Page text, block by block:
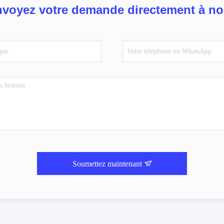
votre demande directement à
Soumettez maintenant